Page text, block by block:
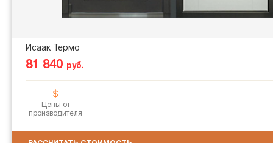
Исаак Термо
81 840 руб.
Цены от
производителя